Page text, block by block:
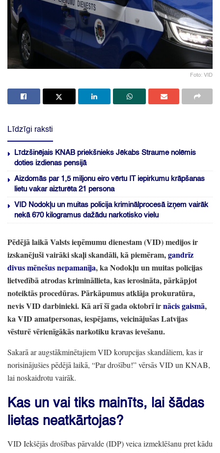
Foto: VID
Līdzīgi raksti
Līdzšinējais KNAB priekšnieks Jēkabs Straume nolēmis
doties izdienas pensijā
Aizdomās par 1,5 miljonu eiro vērtu IT iepirkumu krāpšanas
lietu vakar aizturēta 21 persona
VID Nodokļu un muitas policija kriminālprocesā izņem vairāk
nekā 670 kilogramus dažādu narkotisko vielu
Pēdējā laikā Valsts ieņēmumu dienestam(VID)medijos ir
izskanējuši vairāki skaļi skandāli,kā piemēram,gandrīz
divus mēnešus nepamanīja, ka Nodokļu un muitas policijas
lietvedībā atrodas krimināllieta,kas ierosināta,pārkāpjot
noteiktās procedūras.Pārkāpumus atklāja prokuratūra,
nevis VID darbinieki.Kā arī šī gada oktobrī irnācis gaismā,
ka VID amatpersonas,iespējams,veicinājušas Latvijas
vēsturē vērienīgākās narkotiku kravas ievešanu.
Sakarā ar augstākminētajiem VID korupcijas skandāliem, kas ir
norisinājušies pēdējā laikā, “Par drošību!” vērsās VID un KNAB,
lai noskaidrotu vairāk.
Kas un vai tiks mainīts, lai šādas
lietas neatkārtojas?
VID Iekšējās drošības pārvalde(IDP)veica izmeklēšanu pret kādu